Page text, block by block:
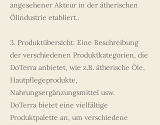
angesehener Akteur in der ätherischen
Ölindustrie etabliert..
3. Produktübersicht: Eine Beschreibung
der verschiedenen Produktkategorien, die
DoTerra anbietet, wie z.B. ätherische Öle,
Hautpflegeprodukte,
Nahrungsergänzungsmittel usw.
DoTerra bietet eine vielfältige
Produktpalette an, um verschiedene